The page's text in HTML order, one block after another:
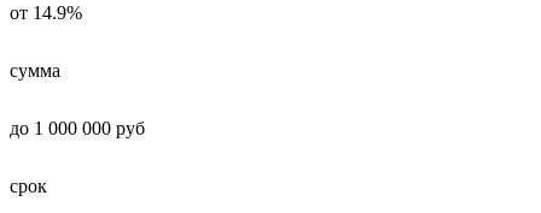
от 14.9%
сумма
до 1 000 000 руб
срок